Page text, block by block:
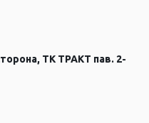
ТК ТРАКТ пав. 2-